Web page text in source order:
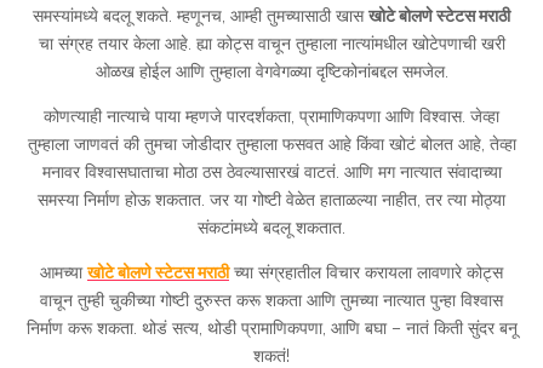
समस्यांमध्ये बदलू शकते. म्हणूनच, आम्ही तुमच्यासाठी खासखोटे बोलणे स्टेटस मराठी
चा संग्रह तयार केला आहे. ह्या कोट्स वाचून तुम्हाला नात्यांमधील खोटेपणाची खरी
ओळख होईल आणि तुम्हाला वेगवेगळ्या दृष्टिकोनांबद्दल समजेल.
कोणत्याही नात्याचे पाया म्हणजे पारदर्शकता, प्रामाणिकपणा आणि विश्वास. जेव्हा
तुम्हाला जाणवतं की तुमचा जोडीदार तुम्हाला फसवत आहे किंवा खोटं बोलत आहे, तेव्हा
मनावर विश्वासघाताचा मोठा ठस ठेवल्यासारखं वाटतं. आणि मग नात्यात संवादाच्या
समस्या निर्माण होऊ शकतात. जर या गोष्टी वेळेत हाताळल्या नाहीत, तर त्या मोठ्या
संकटांमध्ये बदलू शकतात.
आमच्याखोटे बोलणे स्टेटस मराठीच्या संग्रहातील विचार करायला लावणारे कोट्स
वाचून तुम्ही चुकीच्या गोष्टी दुरुस्त करू शकता आणि तुमच्या नात्यात पुन्हा विश्वास
निर्माण करू शकता. थोडं सत्य, थोडी प्रामाणिकपणा, आणि बघा – नातं किती सुंदर बनू
शकतं!